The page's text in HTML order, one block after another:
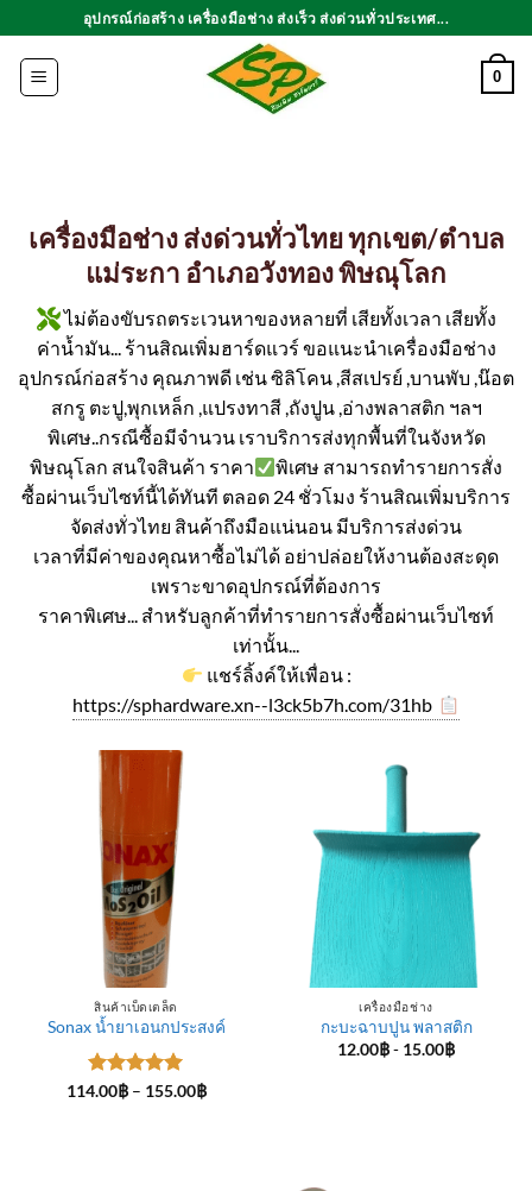
ไป
เนื้อหา
อุปกรณ์ก่อสร้าง เครื่องมือช่าง ส่งเร็ว ส่งด่วนทั่วประเทศ...
0
เครื่องมือช่าง ส่งด่วนทั่วไทย ทุกเขต/ตำบล
แม่ระกา อำเภอวังทอง พิษณุโลก
ไม่ต้องขับรถตระเวนหาของหลายที่ เสียทั้งเวลา เสียทั้ง
ค่าน้ำมัน... ร้านสิณเพิ่มฮาร์ดแวร์ ขอแนะนำเครื่องมือช่าง
อุปกรณ์ก่อสร้าง คุณภาพดี เช่น ซิลิโคน ,สีสเปรย์ ,บานพับ ,น๊อต
สกรู ตะปู,พุกเหล็ก ,แปรงทาสี ,ถังปูน ,อ่างพลาสติก ฯลฯ
พิเศษ..กรณีซื้อมีจำนวน เราบริการส่งทุกพื้นที่ในจังหวัด
พิษณุโลก สนใจสินค้า ราคา
พิเศษ สามารถทำรายการสั่ง
ซื้อผ่านเว็บไซท์นี้ได้ทันที ตลอด 24 ชั่วโมง ร้านสิณเพิ่มบริการ
จัดส่งทั่วไทย สินค้าถึงมือแน่นอน มีบริการส่งด่วน
เวลาที่มีค่าของคุณหาซื้อไม่ได้ อย่าปล่อยให้งานต้องสะดุด
เพราะขาดอุปกรณ์ที่ต้องการ
ราคาพิเศษ... สำหรับลูกค้าที่ทำรายการสั่งซื้อผ่านเว็บไซท์
เท่านั้น...
แชร์ลิ้งค์ให้เพื่อน :
https://sphardware.xn--l3ck5b7h.com/31hb
สินค้าเบ็ดเตล็ด
Sonax น้ำยาเอนกประสงค์
ให้คะแนน
114.00฿ – 155.00฿Price
เครื่องมือช่าง
กะบะฉาบปูน พลาสติก
12.00฿- 15.00฿